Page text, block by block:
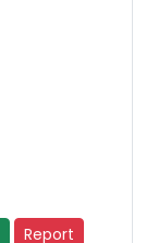
Report